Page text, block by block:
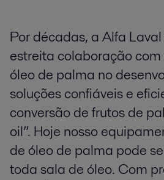
Por décadas, a Alfa
estreita colaboração
óleo de palma no
soluções confiáveis e
conversão de frutos de
oil”. Hoje nosso
de óleo de palma pode
toda sala de óleo. Com